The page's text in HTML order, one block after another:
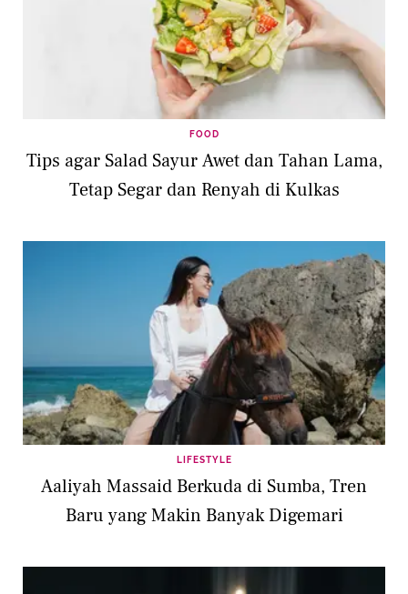
FOOD
Tips agar Salad Sayur Awet dan Tahan Lama,
Tetap Segar dan Renyah di Kulkas
LIFESTYLE
Aaliyah Massaid Berkuda di Sumba, Tren
Baru yang Makin Banyak Digemari